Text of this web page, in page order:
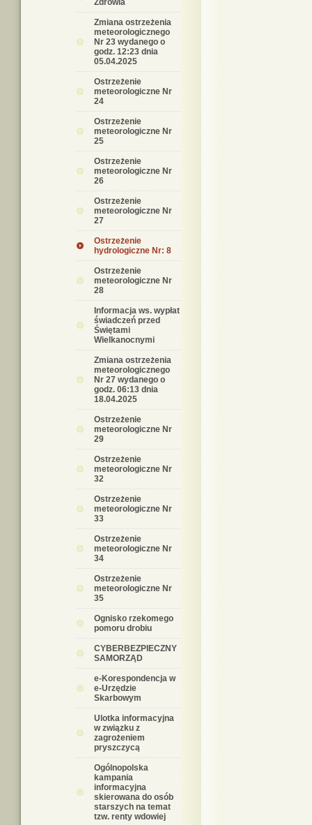
Zdrowia
Zmiana ostrzeżenia
meteorologicznego
Nr 23 wydanego o
godz. 12:23 dnia
05.04.2025
Ostrzeżenie
meteorologiczne Nr
24
Ostrzeżenie
meteorologiczne Nr
25
Ostrzeżenie
meteorologiczne Nr
26
Ostrzeżenie
meteorologiczne Nr
27
Ostrzeżenie
hydrologiczne Nr: 8
Ostrzeżenie
meteorologiczne Nr
28
Informacja ws. wypłat
świadczeń przed
Świętami
Wielkanocnymi
Zmiana ostrzeżenia
meteorologicznego
Nr 27 wydanego o
godz. 06:13 dnia
18.04.2025
Ostrzeżenie
meteorologiczne Nr
29
Ostrzeżenie
meteorologiczne Nr
32
Ostrzeżenie
meteorologiczne Nr
33
Ostrzeżenie
meteorologiczne Nr
34
Ostrzeżenie
meteorologiczne Nr
35
Ognisko rzekomego
pomoru drobiu
CYBERBEZPIECZNY
SAMORZĄD
e-Korespondencja w
e-Urzędzie
Skarbowym
Ulotka informacyjna
w związku z
zagrożeniem
pryszczycą
Ogólnopolska
kampania
informacyjna
skierowana do osób
starszych na temat
tzw. renty wdowiej